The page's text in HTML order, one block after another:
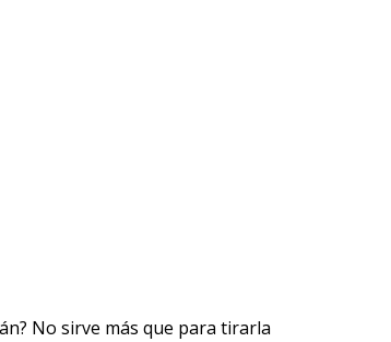
No sirve más que para tirarla